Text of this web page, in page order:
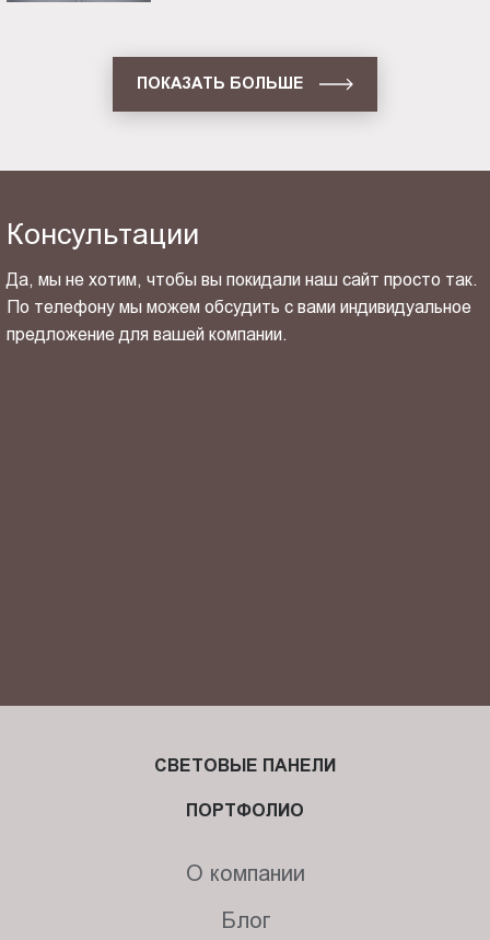
ПОКАЗАТЬ БОЛЬШЕ
Консультации
Да, мы не хотим, чтобы вы покидали наш сайт просто так.
По телефону мы можем обсудить с вами индивидуальное
предложение для вашей компании.
СВЕТОВЫЕ ПАНЕЛИ
ПОРТФОЛИО
О компании
Блог